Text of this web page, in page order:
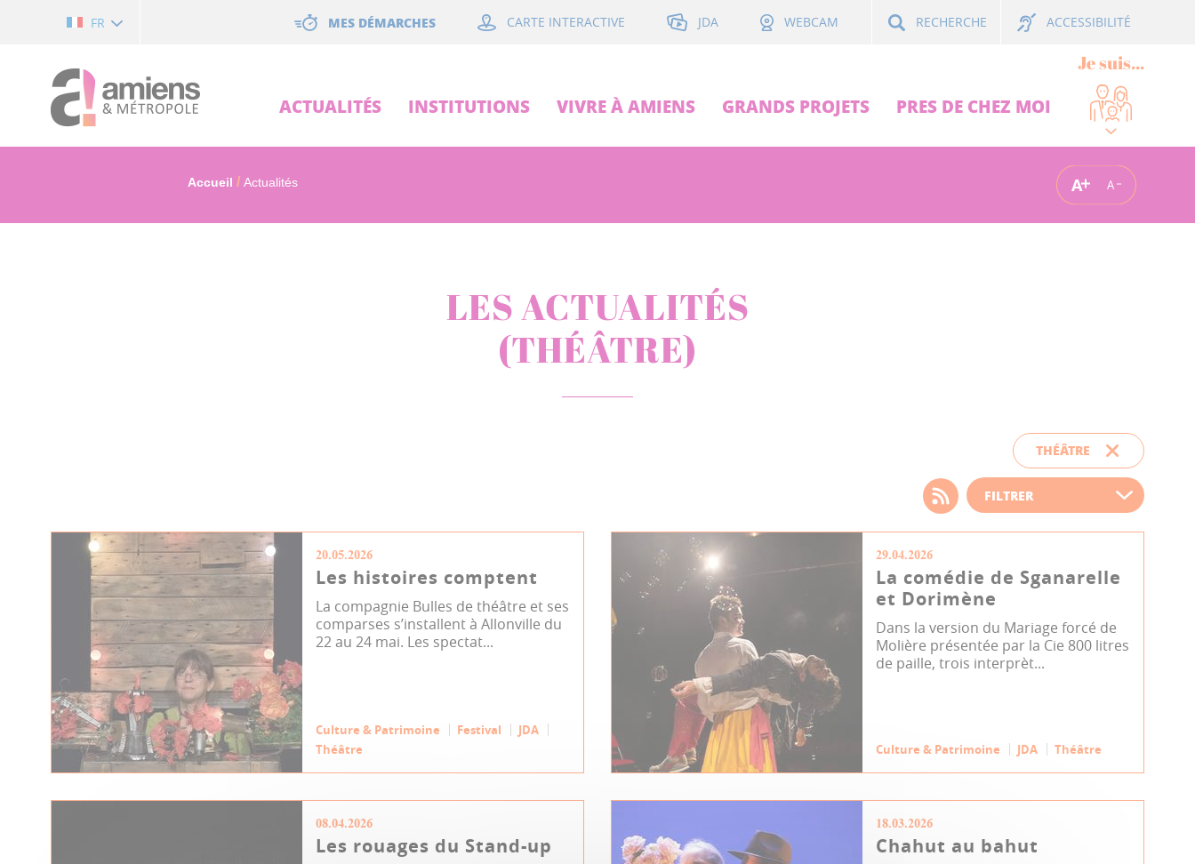
FR MES DÉMARCHES CARTE INTERACTIVE JDA WEBCAM RECHERCHE ACCESSIBILITÉ
ACTUALITÉS INSTITUTIONS VIVRE À AMIENS GRANDS PROJETS PRES DE CHEZ MOI
Je suis...
Accueil Actualités A A
LES ACTUALITÉS
(THÉÂTRE)
THÉÂTRE
Choisissez votre filtre
d'actualité
20.05.2026
Les histoires comptent
La compagnie Bulles de théâtre et ses
comparses s’installent à Allonville du
22 au 24 mai. Les spectat...
Culture & Patrimoine Festival
JDA
Théâtre
29.04.2026
La comédie de Sganarelle
et Dorimène
Dans la version du Mariage forcé de
Molière présentée par la Cie 800 litres
de paille, trois interprèt...
Culture & Patrimoine JDA Théâtre
08.04.2026
Les rouages du Stand-up
18.03.2026
Chahut au bahut